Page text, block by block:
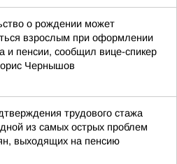
о рождении может
взрослым при оформлении
и пенсии, сообщил вице-спикер
Чернышов
трудового стажа
из самых острых проблем
выходящих на пенсию